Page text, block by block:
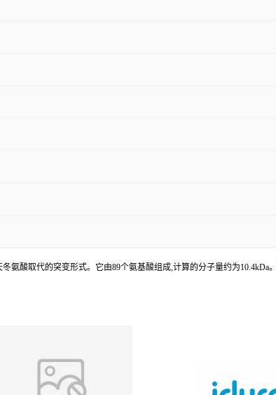
氨酸取代的突变形式。它由89个氨基酸组成,计算的分子量约为